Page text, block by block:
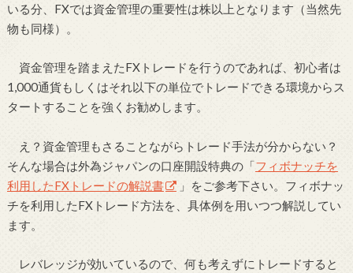
いる分、FXでは資金管理の重要性は株以上となります（当然先
物も同様）。
資金管理を踏まえたFXトレードを行うのであれば、初心者は
1,000通貨もしくはそれ以下の単位でトレードできる環境からス
タートすることを強くお勧めします。
え？資金管理もさることながらトレード手法が分からない？
そんな場合は外為ジャパンの口座開設特典の「フィボナッチを
利用したFXトレードの解説書
」をご参考下さい。フィボナッ
チを利用したFXトレード方法を、具体例を用いつつ解説してい
ます。
レバレッジが効いているので、何も考えずにトレードすると